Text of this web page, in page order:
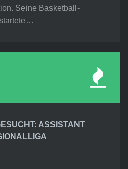
Seine Basketball-
ASSISTANT